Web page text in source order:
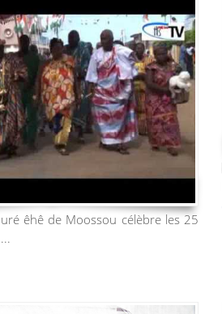
êhê de Moossou célèbre les 25